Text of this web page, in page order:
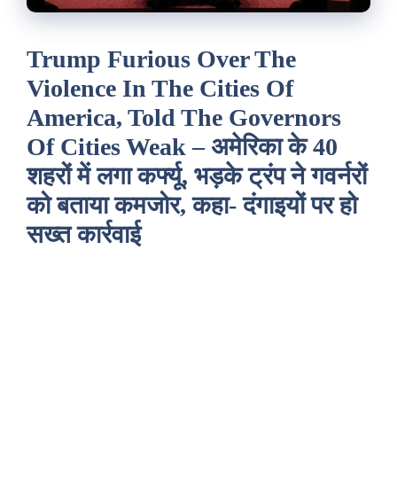
Trump Furious Over The
Violence In The Cities Of
America, Told The Governors
Of Cities Weak – अमेरिका के 40
शहरों में लगा कर्फ्यू, भड़के ट्रंप ने गवर्नरों
को बताया कमजोर, कहा- दंगाइयों पर हो
सख्त कार्रवाई